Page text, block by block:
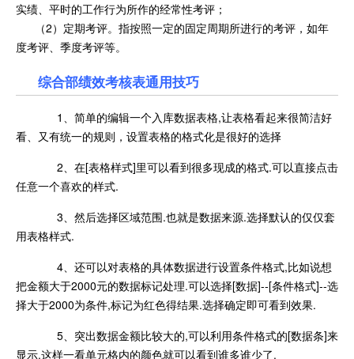
实绩、平时的工作行为所作的经常性考评；
（2）定期考评。指按照一定的固定周期所进行的考评，如年
度考评、季度考评等。
综合部绩效考核表通用技巧
1、简单的编辑一个入库数据表格,让表格看起来很简洁好
看、又有统一的规则，设置表格的格式化是很好的选择
2、在[表格样式]里可以看到很多现成的格式.可以直接点击
任意一个喜欢的样式.
3、然后选择区域范围.也就是数据来源.选择默认的仅仅套
用表格样式.
4、还可以对表格的具体数据进行设置条件格式,比如说想
把金额大于2000元的数据标记处理.可以选择[数据]--[条件格式]--选
择大于2000为条件,标记为红色得结果.选择确定即可看到效果.
5、突出数据金额比较大的,可以利用条件格式的[数据条]来
显示.这样一看单元格内的颜色就可以看到谁多谁少了.